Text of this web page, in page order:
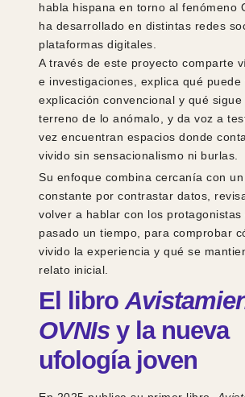
habla hispana en torno al fenómeno
ha desarrollado en distintas redes
plataformas digitales.
A través de este proyecto comparte
e investigaciones, explica qué puede
explicación convencional y qué
terreno de lo anómalo, y da voz a
vez encuentran espacios donde
vivido sin sensacionalismo ni burlas.
Su enfoque combina cercanía con
constante por contrastar datos,
volver a hablar con los protagonistas
pasado un tiempo, para comprobar
vivido la experiencia y qué se
relato inicial.
El libro
OVNIs y la nueva
ufología joven